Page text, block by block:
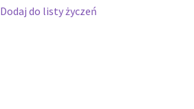
Dodaj do listy życzeń